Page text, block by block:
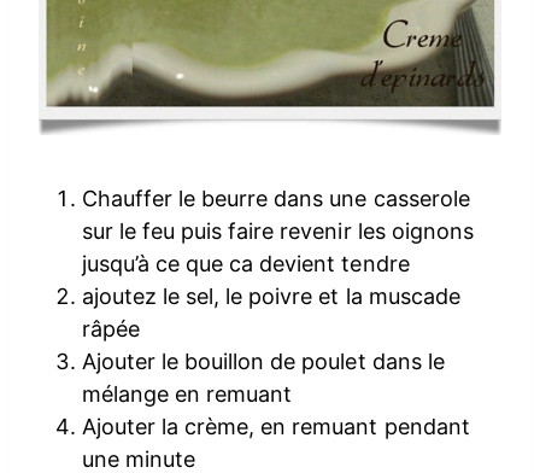
Chauffer le beurre dans une casserole
sur le feu puis faire revenir les oignons
jusqu’à ce que ca devient tendre
ajoutez le sel, le poivre et la muscade
râpée
Ajouter le bouillon de poulet dans le
mélange en remuant
Ajouter la crème, en remuant pendant
une minute